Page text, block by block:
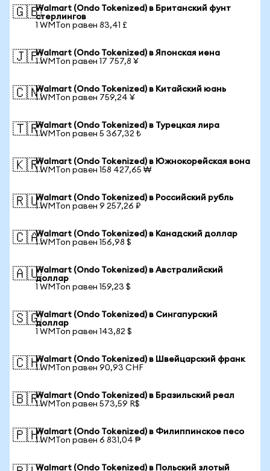
🇬🇧Walmart (Ondo Tokenized) в Британский фунт
стерлингов
1 WMTon равен 83,41 £
🇯🇵Walmart (Ondo Tokenized) в Японская иена
1 WMTon равен 17 757,8 ¥
🇨🇳Walmart (Ondo Tokenized) в Китайский юань
1 WMTon равен 759,24 ¥
🇹🇷Walmart (Ondo Tokenized) в Турецкая лира
1 WMTon равен 5 367,32 ₺
🇰🇷Walmart (Ondo Tokenized) в Южнокорейская вона
1 WMTon равен 158 427,65 ₩
🇷🇺Walmart (Ondo Tokenized) в Российский рубль
1 WMTon равен 9 257,26 ₽
🇨🇦Walmart (Ondo Tokenized) в Канадский доллар
1 WMTon равен 156,98 $
🇦🇺Walmart (Ondo Tokenized) в Австралийский
доллар
1 WMTon равен 159,23 $
🇸🇬Walmart (Ondo Tokenized) в Сингапурский
доллар
1 WMTon равен 143,82 $
🇨🇭Walmart (Ondo Tokenized) в Швейцарский франк
1 WMTon равен 90,93 CHF
🇧🇷Walmart (Ondo Tokenized) в Бразильский реал
1 WMTon равен 573,59 R$
🇵🇭Walmart (Ondo Tokenized) в Филиппинское песо
1 WMTon равен 6 831,04 ₱
Walmart (Ondo Tokenized) в Польский злотый